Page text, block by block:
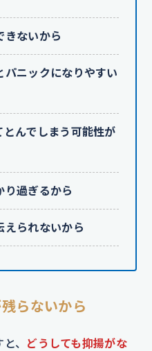
きないから
パニックになりやすい
んでしまう可能性が
り過ぎるから
えられないから
らないから
、 どうしても抑揚がな